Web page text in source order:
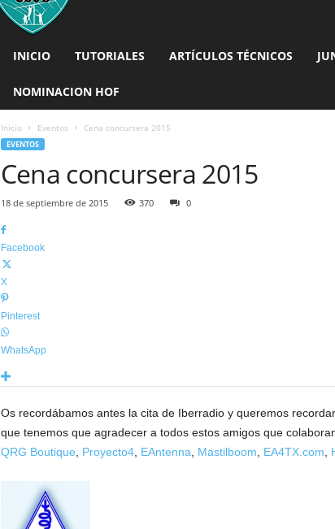
INICIO TUTORIALES ARTÍCULOS TÉCNICOS
NOMINACION HOF
Inicio Eventos Cena concursera 2015
EVENTOS
Cena concursera 2015
18 de septiembre de 2015 370 0
Facebook
X
Pinterest
WhatsApp
Os recordábamos antes la cita de Iberradio y queremos
que tenemos que agradecer a todos estos amigos que
QRG Boutique
Proyecto4, EAntenna Mastilboom EA4TX.com